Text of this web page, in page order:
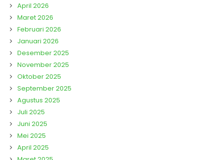
April 2026
Maret 2026
Februari 2026
Januari 2026
Desember 2025
November 2025
Oktober 2025
September 2025
Agustus 2025
Juli 2025
Juni 2025
Mei 2025
April 2025